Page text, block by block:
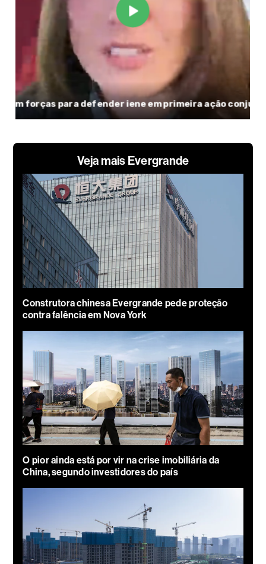
Veja mais Evergrande
Construtora chinesa Evergrande pede proteção
contra falência em Nova York
O pior ainda está por vir na crise imobiliária da
China, segundo investidores do país